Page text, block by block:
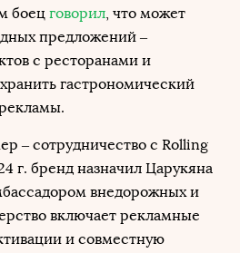
боец говорил, что может
предложений –
с ресторанами и
гастрономический
– сотрудничество с Rolling
г. бренд назначил Царукяна
внедорожных и
включает рекламные
и совместную